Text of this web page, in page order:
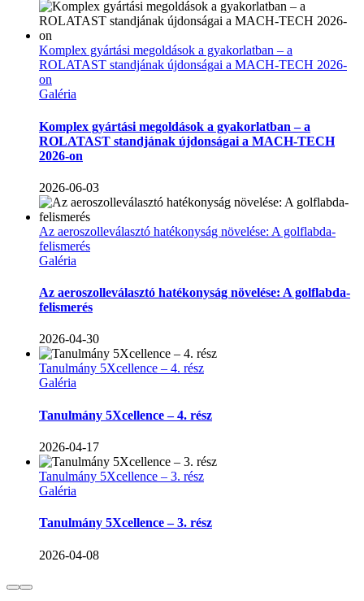
Komplex gyártási megoldások a gyakorlatban – a
ROLATAST standjának újdonságai a MACH-TECH 2026-
on
Galéria
Komplex gyártási megoldások a gyakorlatban – a
ROLATAST standjának újdonságai a MACH-TECH
2026-on
2026-06-03
Az aeroszolleválasztó hatékonyság növelése: A golflabda-
felismerés
Galéria
Az aeroszolleválasztó hatékonyság növelése: A golflabda-
felismerés
2026-04-30
Tanulmány 5Xcellence – 4. rész
Galéria
Tanulmány 5Xcellence – 4. rész
2026-04-17
Tanulmány 5Xcellence – 3. rész
Galéria
Tanulmány 5Xcellence – 3. rész
2026-04-08